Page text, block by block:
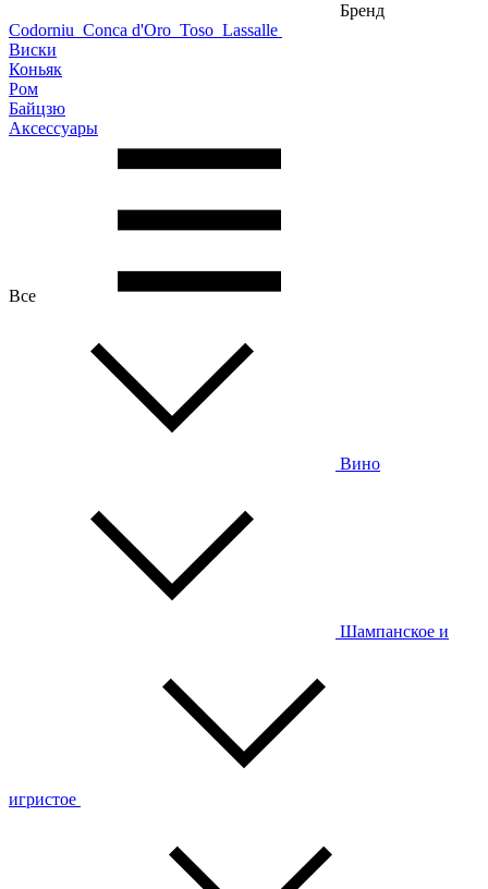
Бренд
Codorniu Conca d'Oro Toso Lassalle
Виски
Коньяк
Ром
Байцзю
Аксессуары
Все
Вино
Шампанское и
игристое